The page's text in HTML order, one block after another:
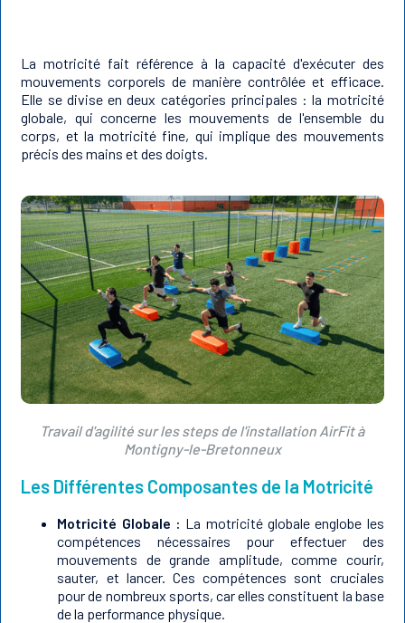
La motricité fait référence à la capacité d'exécuter des
mouvements corporels de manière contrôlée et efficace.
Elle se divise en deux catégories principales : la motricité
globale, qui concerne les mouvements de l'ensemble du
corps, et la motricité fine, qui implique des mouvements
précis des mains et des doigts.
Travail d'agilité sur les steps de l'installation AirFit à
Montigny-le-Bretonneux
Les Différentes Composantes de la Motricité
Motricité Globale : La motricité globale englobe les
compétences nécessaires pour effectuer des
mouvements de grande amplitude, comme courir,
sauter, et lancer. Ces compétences sont cruciales
pour de nombreux sports, car elles constituent la base
de la performance physique.